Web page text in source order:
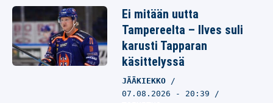
Ei mitään uutta
Tampereelta – Ilves suli
karusti Tapparan
käsittelyssä
JÄÄKIEKKO
07.08.2026 - 20:39